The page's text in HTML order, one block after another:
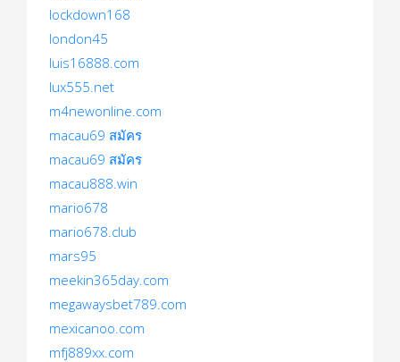
lockdown168
london45
luis16888.com
lux555.net
m4newonline.com
macau69 สมัคร
macau69 สมัคร
macau888.win
mario678
mario678.club
mars95
meekin365day.com
megawaysbet789.com
mexicanoo.com
mfj889xx.com